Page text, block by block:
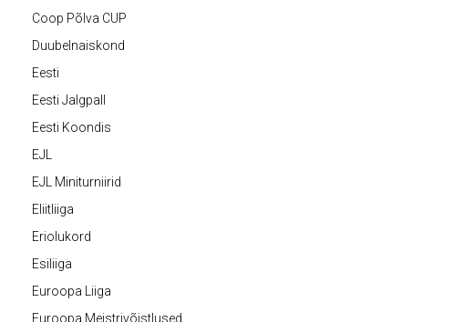
Coop Põlva CUP
Duubelnaiskond
Eesti
Eesti Jalgpall
Eesti Koondis
EJL
EJL Miniturniirid
Eliitliiga
Eriolukord
Esiliiga
Euroopa Liiga
Euroopa Meistrivõistlused